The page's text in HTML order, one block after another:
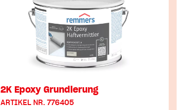
2K Epoxy Grundierung
ARTIKEL NR. 776405